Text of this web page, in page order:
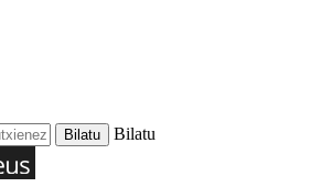
Bilatu